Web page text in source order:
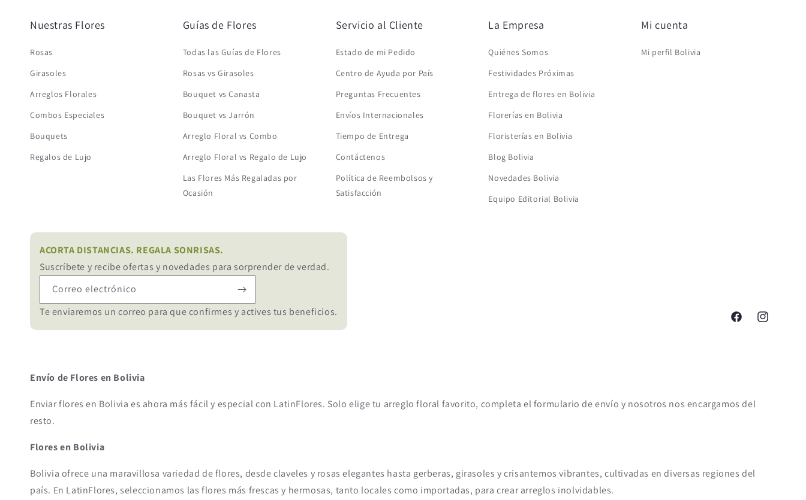
Nuestras Flores
Rosas
Girasoles
Arreglos Florales
Combos Especiales
Bouquets
Regalos de Lujo
Guías de Flores
Todas las Guías de Flores
Rosas vs Girasoles
Bouquet vs Canasta
Bouquet vs Jarrón
Arreglo Floral vs Combo
Arreglo Floral vs Regalo de Lujo
Las Flores Más Regaladas por
Ocasión
Servicio al Cliente
Estado de mi Pedido
Centro de Ayuda por País
Preguntas Frecuentes
Envíos Internacionales
Tiempo de Entrega
Contáctenos
Política de Reembolsos y
Satisfacción
La Empresa
Quiénes Somos
Festividades Próximas
Entrega de flores en Bolivia
Florerías en Bolivia
Floristerías en Bolivia
Blog Bolivia
Novedades Bolivia
Equipo Editorial Bolivia
Mi cuenta
Mi perfil Bolivia
ACORTA DISTANCIAS. REGALA SONRISAS.
Suscríbete y recibe ofertas y novedades para sorprender de verdad.
Correo electrónico
Te enviaremos un correo para que confirmes y actives tus beneficios.
FacebookInstagram
Envío de Flores en Bolivia
Enviar flores en Bolivia es ahora más fácil y especial con LatinFlores. Solo elige tu arreglo floral favorito, completa el formulario de envío y nosotros nos encargamos del
resto.
Flores en Bolivia
Bolivia ofrece una maravillosa variedad de flores, desde claveles y rosas elegantes hasta gerberas, girasoles y crisantemos vibrantes, cultivadas en diversas regiones del
país. En LatinFlores, seleccionamos las flores más frescas y hermosas, tanto locales como importadas, para crear arreglos inolvidables.